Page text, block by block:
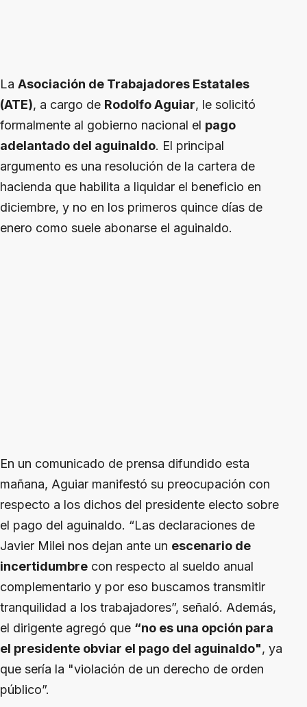
La Asociación de Trabajadores Estatales
(ATE), a cargo de Rodolfo Aguiar, le solicitó
formalmente al gobierno nacional el pago
adelantado del aguinaldo. El principal
argumento es una resolución de la cartera de
hacienda que habilita a liquidar el beneficio en
diciembre, y no en los primeros quince días de
enero como suele abonarse el aguinaldo.
En un comunicado de prensa difundido esta
mañana, Aguiar manifestó su preocupación con
respecto a los dichos del presidente electo sobre
el pago del aguinaldo. “Las declaraciones de
Javier Milei nos dejan ante un escenario de
incertidumbre con respecto al sueldo anual
complementario y por eso buscamos transmitir
tranquilidad a los trabajadores”, señaló. Además,
el dirigente agregó que “no es una opción para
el presidente obviar el pago del aguinaldo", ya
que sería la "violación de un derecho de orden
público”.